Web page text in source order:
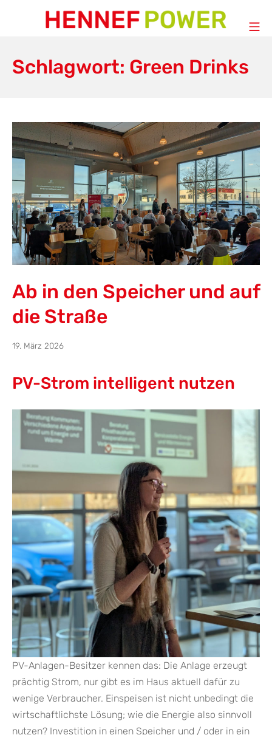
Schlagwort: Green Drinks
Ab in den Speicher und auf
die Straße
19. März 202619.
PV-Strom intelligent nutzen
PV-Anlagen-Besitzer kennen das: Die Anlage erzeugt
prächtig Strom, nur gibt es im Haus aktuell dafür zu
wenige Verbraucher. Einspeisen ist nicht unbedingt die
wirtschaftlichste Lösung; wie die Energie also sinnvoll
nutzen? Investition in einen Speicher und / oder in ein